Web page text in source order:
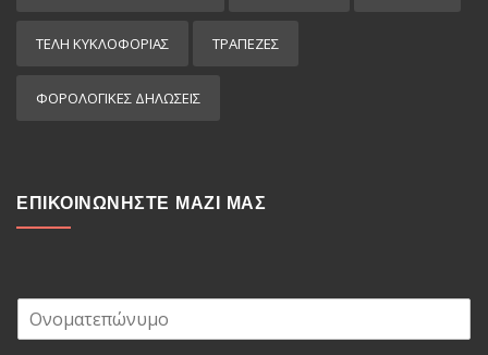
ΤΕΛΗ ΚΥΚΛΟΦΟΡΙΑΣ ΤΡΑΠΕΖΕΣ
ΦΟΡΟΛΟΓΙΚΕΣ ΔΗΛΩΣΕΙΣ
ΕΠΙΚΟΙΝΩΝΗΣΤΕ ΜΑΖΙ ΜΑΣ